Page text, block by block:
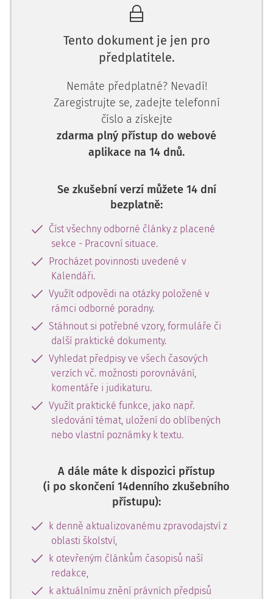
Tento dokument je jen pro
předplatitele.
Nemáte předplatné? Nevadí!
Zaregistrujte se, zadejte telefonní
číslo a získejte
zdarma plný přístup do webové
aplikace na 14 dnů.
Se zkušební verzí můžete 14 dní
bezplatně:
Číst všechny odborné články z placené
sekce - Pracovní situace.
Procházet povinnosti uvedené v
Kalendáři.
Využít odpovědi na otázky položené v
rámci odborné poradny.
Stáhnout si potřebné vzory, formuláře či
další praktické dokumenty.
Vyhledat předpisy ve všech časových
verzích vč. možnosti porovnávání,
komentáře i judikaturu.
Využít praktické funkce, jako např.
sledování témat, uložení do oblíbených
nebo vlastní poznámky k textu.
A dále máte k dispozici přístup
(i po skončení 14denního zkušebního
přístupu):
k denně aktualizovanému zpravodajství z
oblasti školství,
k otevřeným článkům časopisů naší
redakce,
k aktuálnímu znění právních předpisů